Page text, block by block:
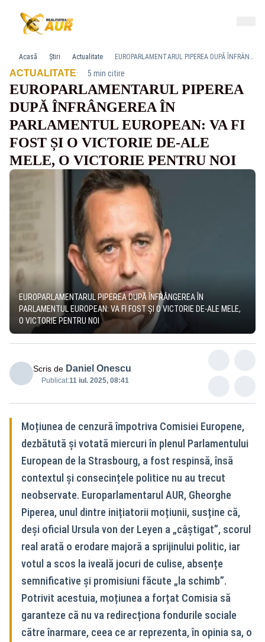
Acasă Știri Actualitate EUROPARLAMENTARUL PIPEREA DUPĂ ÎNFRÂNGEREA ÎN PARLAMENTUL EUROPEAN: VA FI FOST ȘI O VICTORIE DE-ALE MELE, O VICTORIE PENTRU NOI
ACTUALITATE· 5 min citire
EUROPARLAMENTARUL PIPEREA
DUPĂ ÎNFRÂNGEREA ÎN
PARLAMENTUL EUROPEAN: VA FI
FOST ȘI O VICTORIE DE-ALE
MELE, O VICTORIE PENTRU NOI
EUROPARLAMENTARUL PIPEREA DUPĂ ÎNFRÂNGEREA ÎN
PARLAMENTUL EUROPEAN: VA FI FOST ȘI O VICTORIE DE-ALE MELE,
O VICTORIE PENTRU NOI
Scris de Daniel Onescu
Publicat:11 iul. 2025, 08:41
Moțiunea de cenzură împotriva Comisiei Europene,
dezbătută și votată miercuri în plenul Parlamentului
European de la Strasbourg, a fost respinsă, însă
contextul și consecințele politice nu au trecut
neobservate. Europarlamentarul AUR, Gheorghe
Piperea, unul dintre inițiatorii moțiunii, susține că,
deși oficial Ursula von der Leyen a „câștigat”, scorul
real arată o erodare majoră a sprijinului politic, iar
votul a scos la iveală jocuri de culise, absențe
semnificative și promisiuni făcute „la schimb”.
Potrivit acestuia, moțiunea a forțat Comisia să
garanteze că nu va redirecționa fondurile sociale
către înarmare, ceea ce ar reprezenta, în opinia sa, o